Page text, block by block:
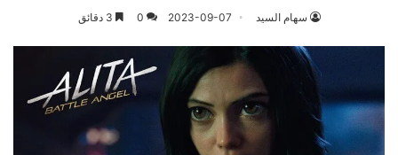
سهام السيد 2023-09-07
0